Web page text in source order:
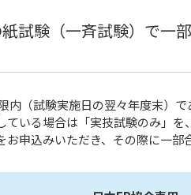
試験（一斉試験）で一
内（試験実施日の翌々年度末）で
ている場合は「実技試験のみ」
お申込みいただき、その際に一部